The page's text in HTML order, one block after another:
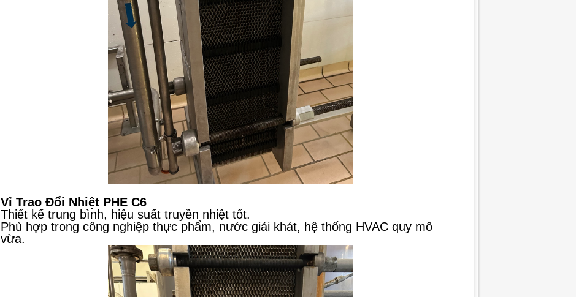
Vỉ Trao Đổi Nhiệt PHE C6
Thiết kế trung bình, hiệu suất truyền nhiệt tốt.
Phù hợp trong công nghiệp thực phẩm, nước giải khát, hệ thống HVAC quy mô
vừa.